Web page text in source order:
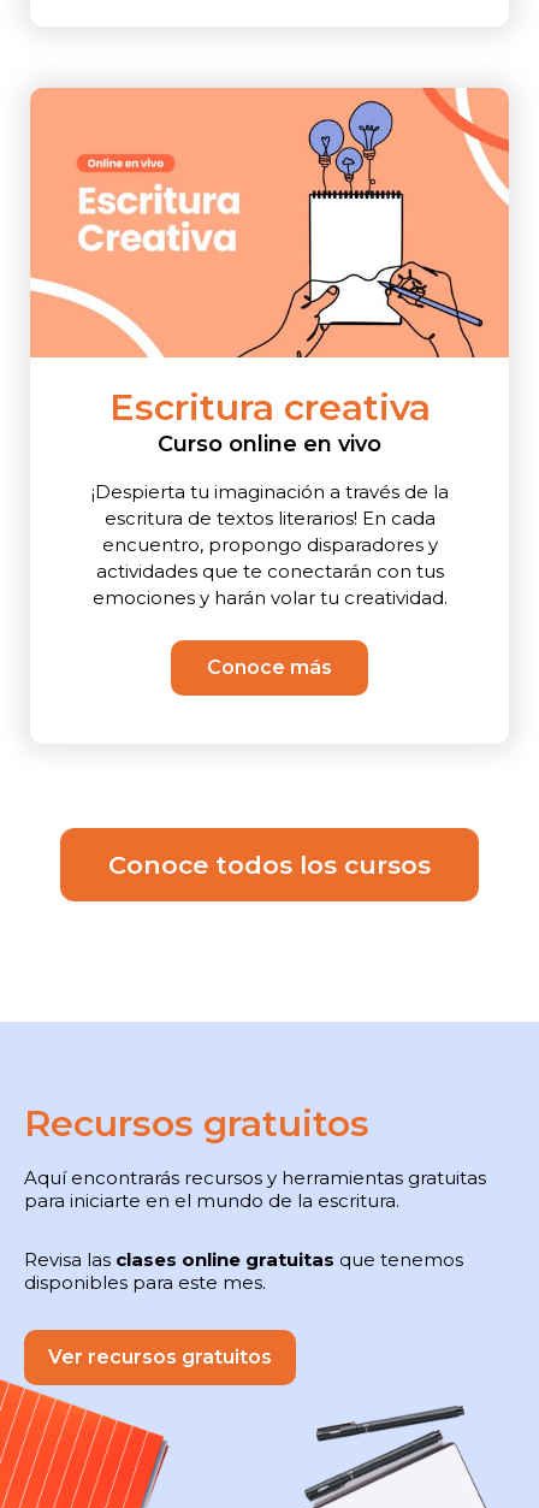
Escritura creativa
Curso online en vivo
¡Despierta tu imaginación a través de la
escritura de textos literarios! En cada
encuentro, propongo disparadores y
actividades que te conectarán con tus
emociones y harán volar tu creatividad.
Conoce más
Conoce todos los cursos
Recursos gratuitos
Aquí encontrarás recursos y herramientas gratuitas
para iniciarte en el mundo de la escritura.
Revisa las clases online gratuitas que tenemos
disponibles para este mes.
Ver recursos gratuitos